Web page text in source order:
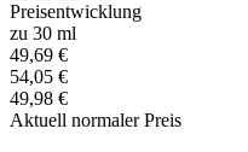
Preisentwicklung
zu 30 ml
49,69 €
54,05 €
49,98 €
Aktuell normaler Preis